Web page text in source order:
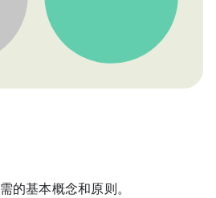
的基本概念和原则。